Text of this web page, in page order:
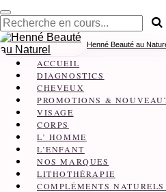
Henné Beauté au
ACCUEIL
DIAGNOSTICS
CHEVEUX
PROMOTIONS &
VISAGE
CORPS
L’ HOMME
L’ENFANT
NOS MARQUES
LITHOTHÉRAPIE
COMPLÉMENTS